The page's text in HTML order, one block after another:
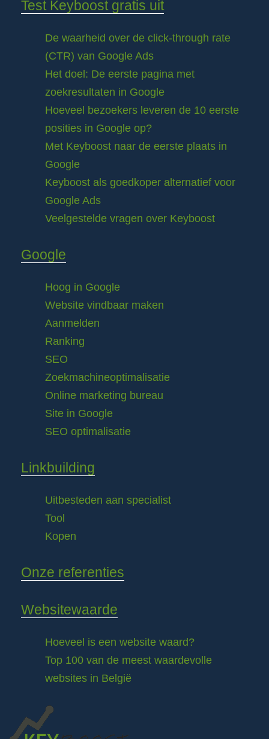
Test Keyboost gratis uit
De waarheid over de click-through rate
(CTR) van Google Ads
Het doel: De eerste pagina met
zoekresultaten in Google
Hoeveel bezoekers leveren de 10 eerste
posities in Google op?
Met Keyboost naar de eerste plaats in
Google
Keyboost als goedkoper alternatief voor
Google Ads
Veelgestelde vragen over Keyboost
Google
Hoog in Google
Website vindbaar maken
Aanmelden
Ranking
SEO
Zoekmachineoptimalisatie
Online marketing bureau
Site in Google
SEO optimalisatie
Linkbuilding
Uitbesteden aan specialist
Tool
Kopen
Onze referenties
Websitewaarde
Hoeveel is een website waard?
Top 100 van de meest waardevolle
websites in België